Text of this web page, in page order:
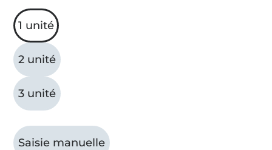
1 unité
2 unité
3 unité
Saisie manuelle